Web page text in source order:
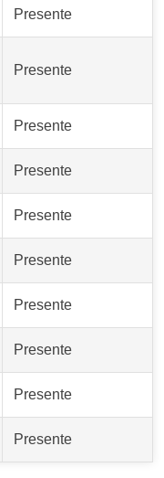
Presente
Presente
Presente
Presente
Presente
Presente
Presente
Presente
Presente
Presente